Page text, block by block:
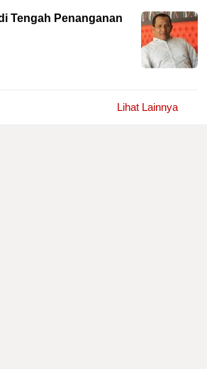
Tengah Penanganan
Lihat Lainnya